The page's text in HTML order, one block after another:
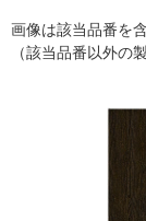
画像は該当品番を
（該当品番以外の